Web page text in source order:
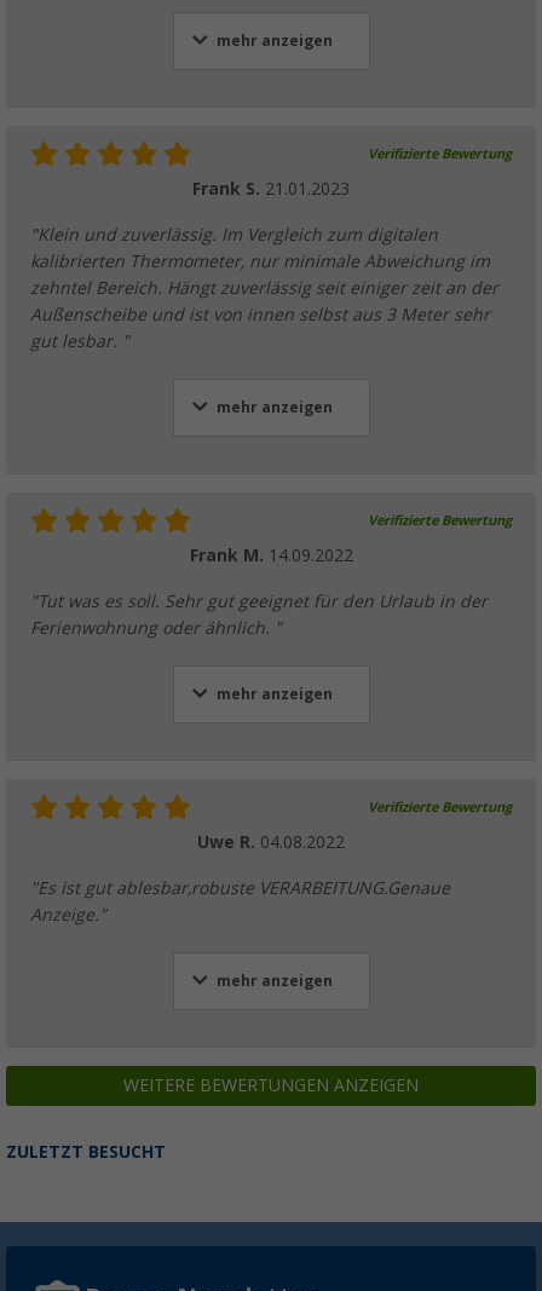
mehr anzeigen
Verifizierte Bewertung
Frank S. 21.01.2023
"Klein und zuverlässig. Im Vergleich zum digitalen
kalibrierten Thermometer, nur minimale Abweichung im
zehntel Bereich. Hängt zuverlässig seit einiger zeit an der
Außenscheibe und ist von innen selbst aus 3 Meter sehr
gut lesbar. "
mehr anzeigen
Verifizierte Bewertung
Frank M. 14.09.2022
"Tut was es soll. Sehr gut geeignet für den Urlaub in der
Ferienwohnung oder ähnlich. "
mehr anzeigen
Verifizierte Bewertung
Uwe R. 04.08.2022
"Es ist gut ablesbar,robuste VERARBEITUNG.Genaue
Anzeige."
mehr anzeigen
WEITERE BEWERTUNGEN ANZEIGEN
ZULETZT BESUCHT